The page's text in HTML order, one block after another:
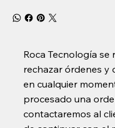
Roca Tecnología se
rechazar órdenes y
en cualquier
procesado una
contactaremos al